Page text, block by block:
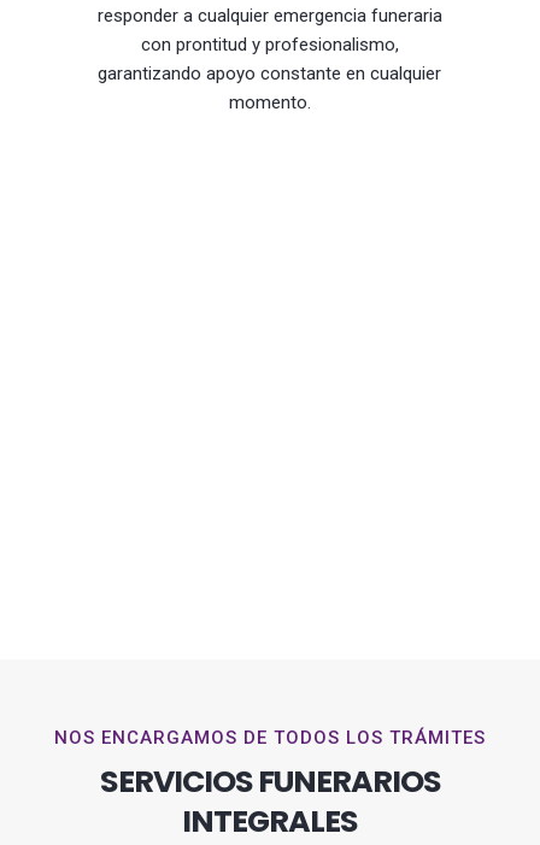
responder a cualquier emergencia funeraria
con prontitud y profesionalismo,
garantizando apoyo constante en cualquier
momento.
NOS ENCARGAMOS DE TODOS LOS TRÁMITES
SERVICIOS FUNERARIOS
INTEGRALES